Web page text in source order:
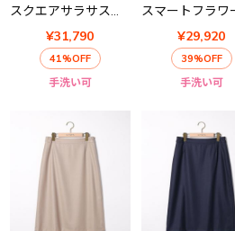
¥31,790
41%OFF
手洗い可
¥29,920
39%OFF
手洗い可